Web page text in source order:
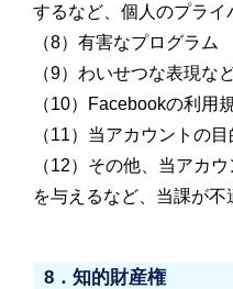
するなど、個人のプライ
（8）有害なプログラム
（9）わいせつな表現な
（10）Facebookの利用
（11）当アカウントの
（12）その他、当アカ
を与えるなど、当課が
8．知的財産権